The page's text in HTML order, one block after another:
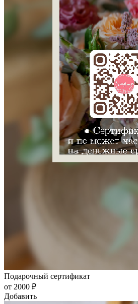
Подарочный сертификат
от 2000 ₽
Добавить